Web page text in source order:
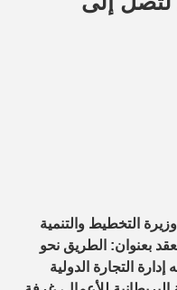
التخطيط والتنمية
بعنوان: الطريق نحو
التجارة الدولية